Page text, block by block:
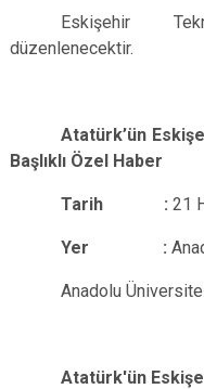
Eskişehir
düzenlenecektir.
Atatürk’ün
Başlıklı Özel Haber
Tarih : 21
Yer :
Anadolu
Atatürk′ün